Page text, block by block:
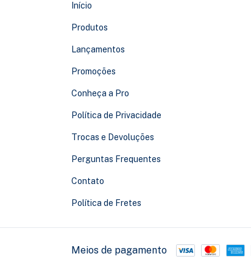
Início
Produtos
Lançamentos
Promoções
Conheça a Pro
Política de Privacidade
Trocas e Devoluções
Perguntas Frequentes
Contato
Política de Fretes
Meios de pagamento